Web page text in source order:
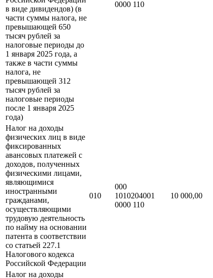
в виде дивидендов) (в
части суммы налога, не
превышающей 650
тысяч рублей за
налоговые периоды до
1 января 2025 года, а
также в части суммы
налога, не
превышающей 312
тысяч рублей за
налоговые периоды
после 1 января 2025
года)
0000 110
Налог на доходы
физических лиц в виде
фиксированных
авансовых платежей с
доходов, полученных
физическими лицами,
являющимися
иностранными
гражданами,
осуществляющими
трудовую деятельность
по найму на основании
патента в соответствии
со статьей 227.1
Налогового кодекса
Российской Федерации
010
000
1010204001
0000 110
10 000,00
Налог на доходы